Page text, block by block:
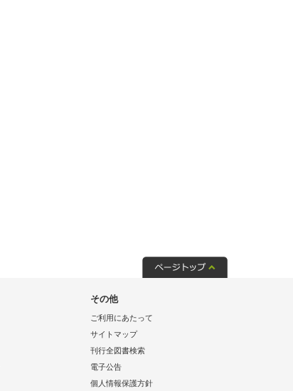
その他
ご利用にあたって
サイトマップ
刊行全図書検索
電子公告
個人情報保護方針